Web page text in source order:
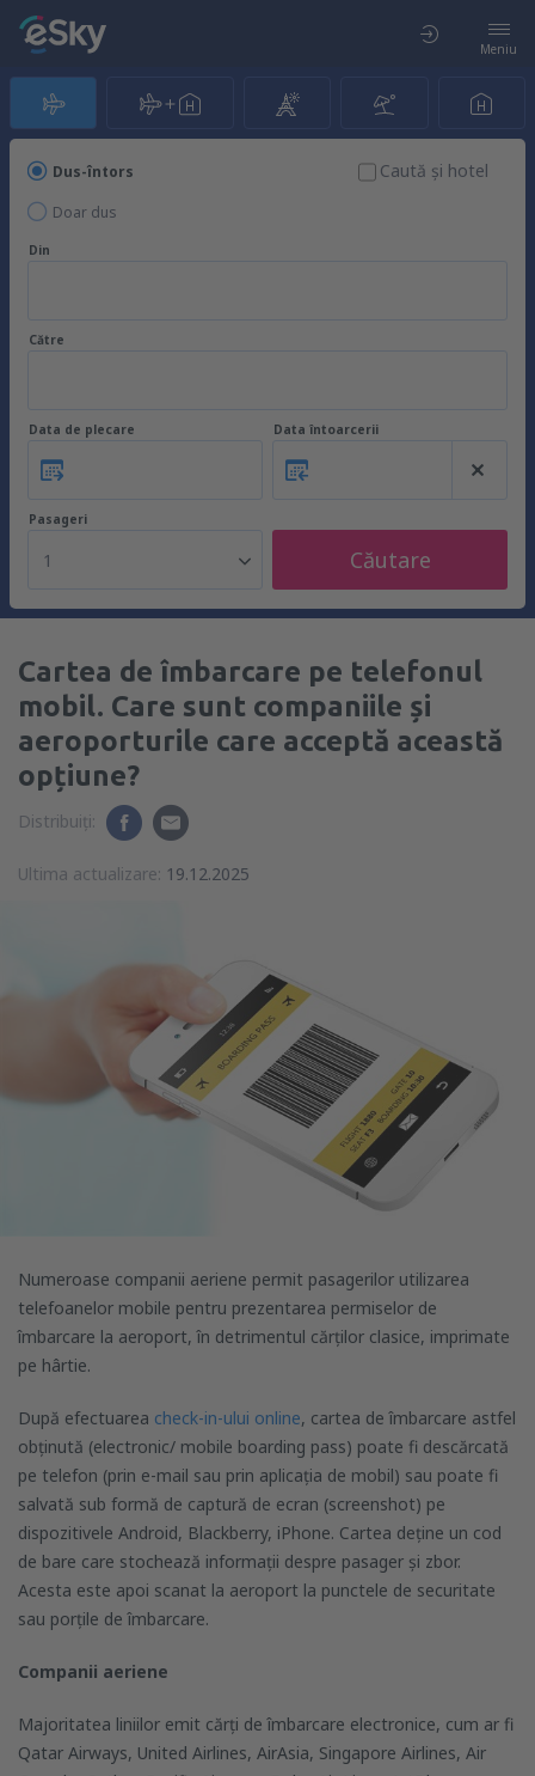
Meniu
Dus-întors
Doar dus
Caută şi hotel
Din
Către
Data de plecare Data întoarcerii
Pasageri
1 Căutare
Cartea de îmbarcare pe telefonul
mobil. Care sunt companiile și
aeroporturile care acceptă această
opțiune?
Distribuiți:
Ultima actualizare: 19.12.2025
Numeroase companii aeriene permit pasagerilor utilizarea
telefoanelor mobile pentru prezentarea permiselor de
îmbarcare la aeroport, în detrimentul cărților clasice, imprimate
pe hârtie.
După efectuarea check-in-ului online, cartea de îmbarcare astfel
obținută (electronic/ mobile boarding pass) poate fi descărcată
pe telefon (prin e-mail sau prin aplicația de mobil) sau poate fi
salvată sub formă de captură de ecran (screenshot) pe
dispozitivele Android, Blackberry, iPhone. Cartea deține un cod
de bare care stochează informații despre pasager și zbor.
Acesta este apoi scanat la aeroport la punctele de securitate
sau porțile de îmbarcare.
Companii aeriene
Majoritatea liniilor emit cărți de îmbarcare electronice, cum ar fi
Qatar Airways, United Airlines, AirAsia, Singapore Airlines, Air